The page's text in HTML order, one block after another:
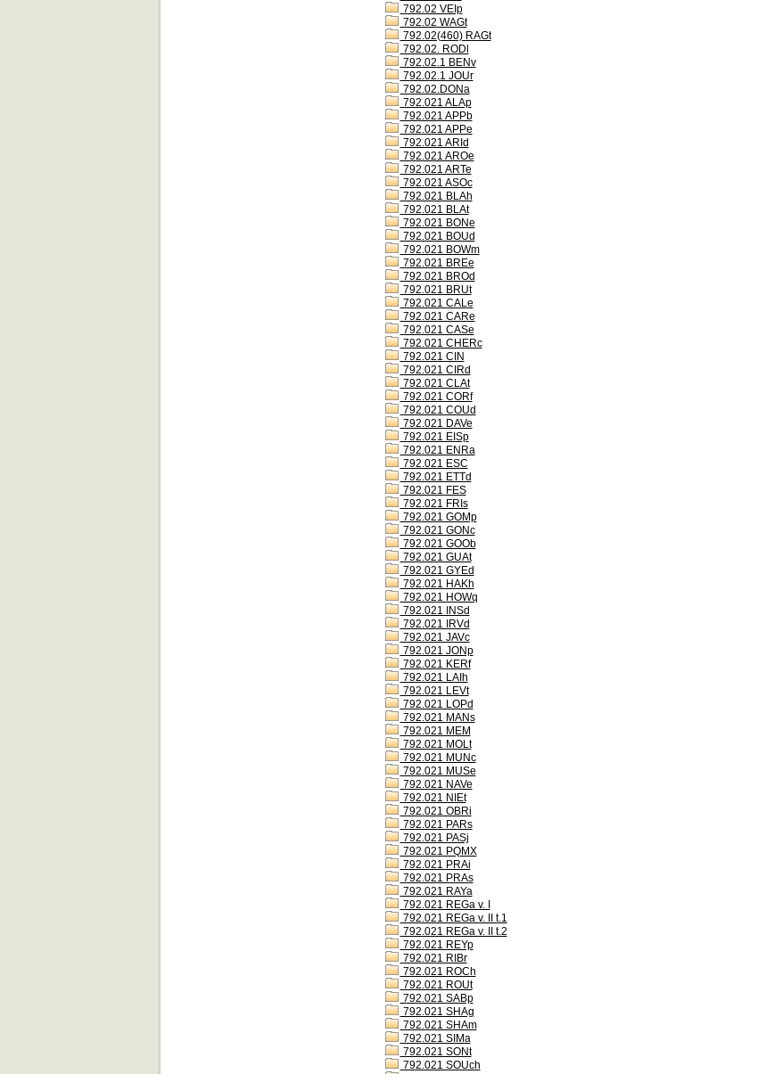
792.02 VEIp
792.02 WAGt
792.02(460) RAGt
792.02. RODl
792.02.1 BENv
792.02.1 JOUr
792.02.DONa
792.021 ALAp
792.021 APPb
792.021 APPe
792.021 ARId
792.021 AROe
792.021 ARTe
792.021 ASOc
792.021 BLAh
792.021 BLAt
792.021 BONe
792.021 BOUd
792.021 BOWm
792.021 BREe
792.021 BROd
792.021 BRUt
792.021 CALe
792.021 CARe
792.021 CASe
792.021 CHERc
792.021 CIN
792.021 CIRd
792.021 CLAt
792.021 CORf
792.021 COUd
792.021 DAVe
792.021 EISp
792.021 ENRa
792.021 ESC
792.021 ETTd
792.021 FES
792.021 FRIs
792.021 GOMp
792.021 GONc
792.021 GOOb
792.021 GUAt
792.021 GYEd
792.021 HAKh
792.021 HOWq
792.021 INSd
792.021 IRVd
792.021 JAVc
792.021 JONp
792.021 KERf
792.021 LAIh
792.021 LEVt
792.021 LOPd
792.021 MANs
792.021 MEM
792.021 MOLt
792.021 MUNc
792.021 MUSe
792.021 NAVe
792.021 NIEt
792.021 OBRi
792.021 PARs
792.021 PASj
792.021 PQMX
792.021 PRAi
792.021 PRAs
792.021 RAYa
792.021 REGa v. I
792.021 REGa v. II t.1
792.021 REGa v. II t.2
792.021 REYp
792.021 RIBr
792.021 ROCh
792.021 ROUt
792.021 SABp
792.021 SHAg
792.021 SHAm
792.021 SIMa
792.021 SONt
792.021 SOUch